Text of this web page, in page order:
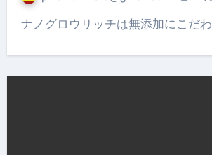
ナノグロウリッチは無添加にこだ